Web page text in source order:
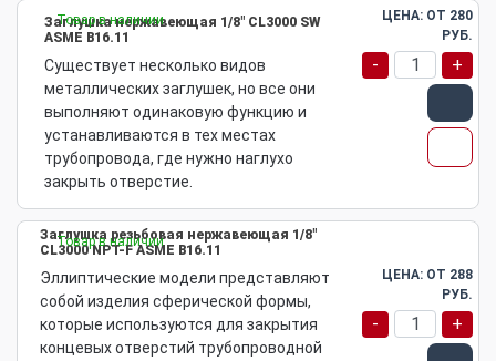
Товар в наличии
Заглушка нержавеющая 1/8" CL3000 SW
ASME B16.11
Существует несколько видов
металлических заглушек, но все они
выполняют одинаковую функцию и
устанавливаются в тех местах
трубопровода, где нужно наглухо
закрыть отверстие.
ЦЕНА: ОТ 280
РУБ.
- +
Товар в наличии
Заглушка резьбовая нержавеющая 1/8"
CL3000 NPT-F ASME B16.11
Эллиптические модели представляют
собой изделия сферической формы,
которые используются для закрытия
концевых отверстий трубопроводной
ЦЕНА: ОТ 288
РУБ.
- +